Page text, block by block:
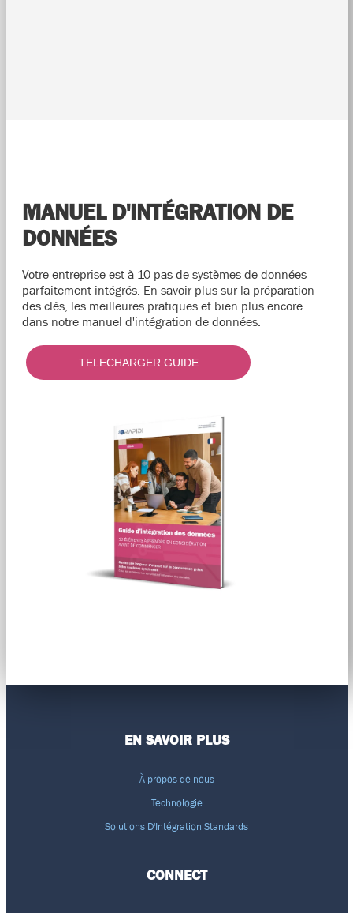
MANUEL D'INTÉGRATION DE
DONNÉES
Votre entreprise est à 10 pas de systèmes de données
parfaitement intégrés. En savoir plus sur la préparation
des clés, les meilleures pratiques et bien plus encore
dans notre manuel d'intégration de données.
TELECHARGER GUIDE
EN SAVOIR PLUS
À propos de nous
Technologie
Solutions D'Intégration Standards
CONNECT